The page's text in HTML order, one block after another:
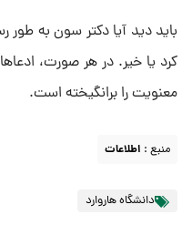
باید دید آیا دکتر سون به
کرد یا خیر. در هر صورت،
معنویت را برانگیخته است.
منبع : اطلاعات
دانشگاه هاروارد